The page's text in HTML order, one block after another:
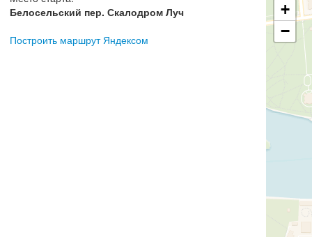
Белосельский пер. Скалодром Луч
Построить маршрут Яндексом
+
−